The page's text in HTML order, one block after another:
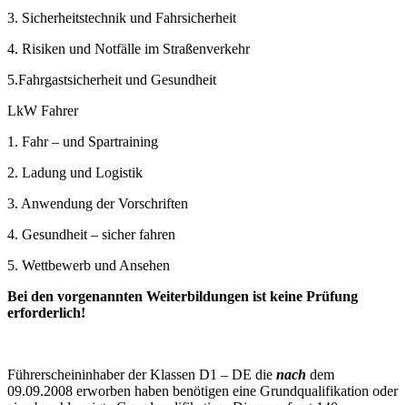
3. Sicherheitstechnik und Fahrsicherheit
4. Risiken und Notfälle im Straßenverkehr
5.Fahrgastsicherheit und Gesundheit
LkW Fahrer
1. Fahr – und Spartraining
2. Ladung und Logistik
3. Anwendung der Vorschriften
4. Gesundheit – sicher fahren
5. Wettbewerb und Ansehen
Bei den vorgenannten Weiterbildungen ist keine Prüfung
erforderlich!
Führerscheininhaber der Klassen D1 – DE die nach dem
09.09.2008 erworben haben benötigen eine Grundqualifikation oder